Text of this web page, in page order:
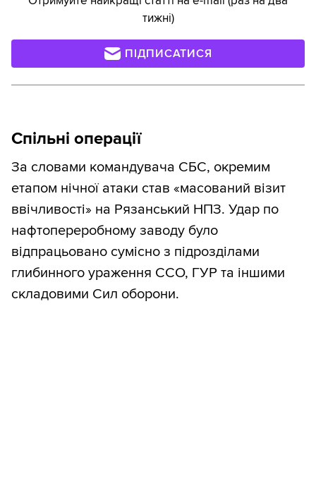
тижні)
ПІДПИСАТИСЯ
Спільні операції
За словами командувача СБС, окремим
етапом нічної атаки став «масований візит
ввічливості» на Рязанський НПЗ. Удар по
нафтопереробному заводу було
відпрацьовано сумісно з підрозділами
глибинного ураження ССО, ГУР та іншими
складовими Сил оборони.